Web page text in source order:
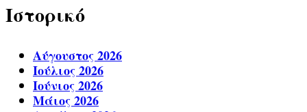
Ιστορικό
Αύγουστος 2026
Ιούλιος 2026
Ιούνιος 2026
Μάιος 2026